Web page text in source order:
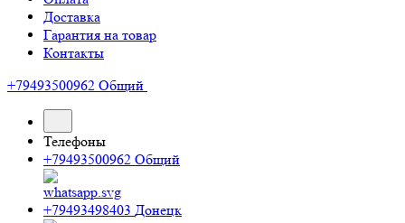
Доставка
Гарантия на товар
Контакты
+79493500962 Общий
Телефоны
+79493500962 Общий
+79493498403 Донецк